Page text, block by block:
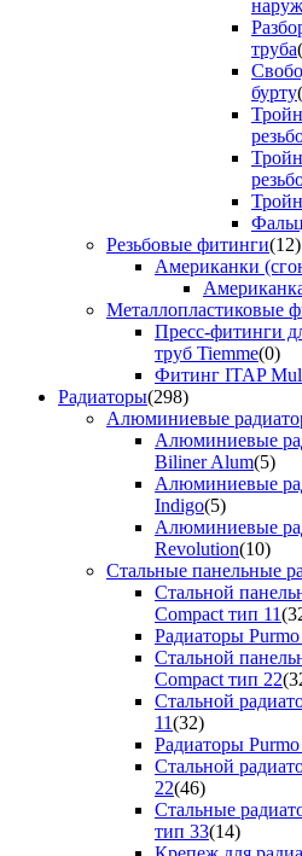
труба
бурту
Резьбовые фитинги(12)
Американки
Металлопластиковые
Пресс-фитинги
труб Tiemme(0)
Фитинг ITAP
Радиаторы(298)
Алюминиевые
Алюминиевые
Biliner Alum(5)
Алюминиевые
Indigo(5)
Алюминиевые
Revolution(10)
Стальные панельные
Стальной
Compact тип 11
Радиаторы
Стальной
Compact тип 22
Стальной
11(32)
Радиаторы
Стальной
22(46)
Стальные
тип 33(14)